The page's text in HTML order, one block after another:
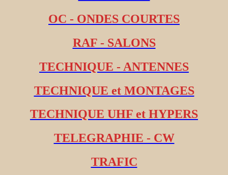
OC - ONDES COURTES
RAF - SALONS
TECHNIQUE - ANTENNES
TECHNIQUE et MONTAGES
TECHNIQUE UHF et HYPERS
TELEGRAPHIE - CW
TRAFIC